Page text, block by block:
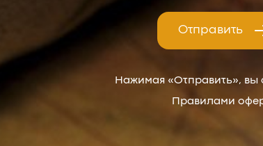
Отправить
Нажимая «Отправить», вы
Правилами